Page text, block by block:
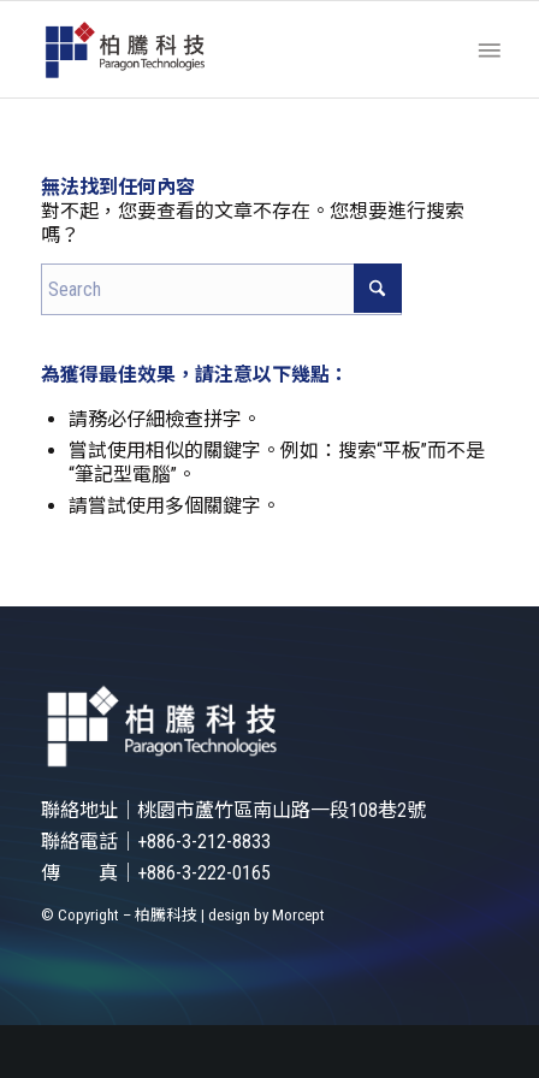
無法找到任何內容
對不起，您要查看的文章不存在。您想要進行搜索
嗎？
為獲得最佳效果，請注意以下幾點：
請務必仔細檢查拼字。
嘗試使用相似的關鍵字。例如：搜索“平板”而不是
“筆記型電腦”。
請嘗試使用多個關鍵字。
聯絡地址｜ 桃園市蘆竹區南山路一段108巷2號
聯絡電話｜ +886-3-212-8833
傳 真｜+886-3-222-0165
© Copyright – 柏騰科技 | design by Morcept